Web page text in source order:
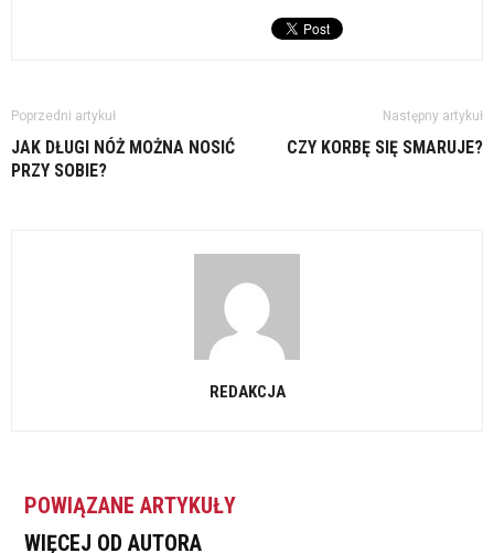
Poprzedni artykuł
JAK DŁUGI NÓŻ MOŻNA NOSIĆ
PRZY SOBIE?
Następny artykuł
CZY KORBĘ SIĘ SMARUJE?
REDAKCJA
POWIĄZANE ARTYKUŁY
WIĘCEJ OD AUTORA